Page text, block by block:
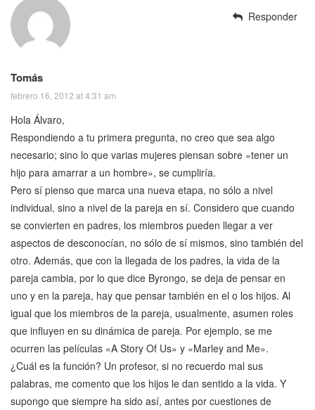
Tomás
febrero 16, 2012 at 4:31 am
Hola Álvaro,
Respondiendo a tu primera pregunta, no creo que sea algo
necesario; sino lo que varias mujeres piensan sobre «tener un
hijo para amarrar a un hombre», se cumpliría.
Pero sí pienso que marca una nueva etapa, no sólo a nivel
individual, sino a nivel de la pareja en sí. Considero que cuando
se convierten en padres, los miembros pueden llegar a ver
aspectos de desconocían, no sólo de sí mismos, sino también del
otro. Además, que con la llegada de los padres, la vida de la
pareja cambia, por lo que dice Byrongo, se deja de pensar en
uno y en la pareja, hay que pensar también en el o los hijos. Al
igual que los miembros de la pareja, usualmente, asumen roles
que influyen en su dinámica de pareja. Por ejemplo, se me
ocurren las películas «A Story Of Us» y «Marley and Me».
¿Cuál es la función? Un profesor, si no recuerdo mal sus
palabras, me comento que los hijos le dan sentido a la vida. Y
supongo que siempre ha sido así, antes por cuestiones de
Responder